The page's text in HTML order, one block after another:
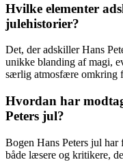
Hvilke elementer
julehistorier?
Det, der adskiller Hans
unikke blanding af magi,
særlig atmosfære omkring
Hvordan har
Peters jul?
Bogen Hans Peters jul har
både læsere og kritikere,